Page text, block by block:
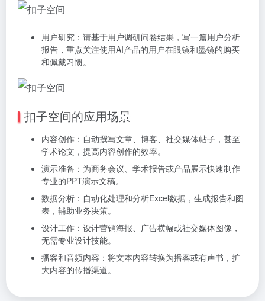
用户研究：请基于用户调研问卷结果，写一篇用户分析
报告，重点关注使用AI产品的用户在眼镜和墨镜的购买
和佩戴习惯。
扣子空间的应用场景
内容创作：自动撰写文章、博客、社交媒体帖子，甚至
学术论文，提高内容创作的效率。
演示准备：为商务会议、学术报告或产品展示快速制作
专业的PPT演示文稿。
数据分析：自动化处理和分析Excel数据，生成报告和图
表，辅助业务决策。
设计工作：设计营销海报、广告横幅或社交媒体图像，
无需专业设计技能。
播客和音频内容：将文本内容转换为播客或有声书，扩
大内容的传播渠道。